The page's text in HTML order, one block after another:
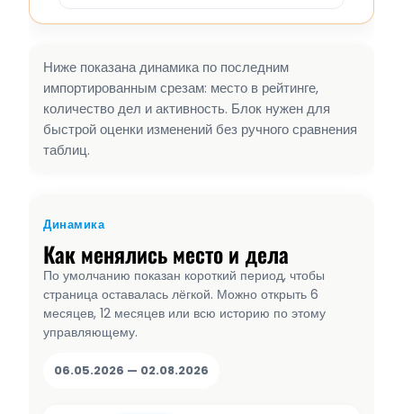
Ниже показана динамика по последним
импортированным срезам: место в рейтинге,
количество дел и активность. Блок нужен для
быстрой оценки изменений без ручного сравнения
таблиц.
Динамика
Как менялись место и дела
По умолчанию показан короткий период, чтобы
страница оставалась лёгкой. Можно открыть 6
месяцев, 12 месяцев или всю историю по этому
управляющему.
06.05.2026 — 02.08.2026